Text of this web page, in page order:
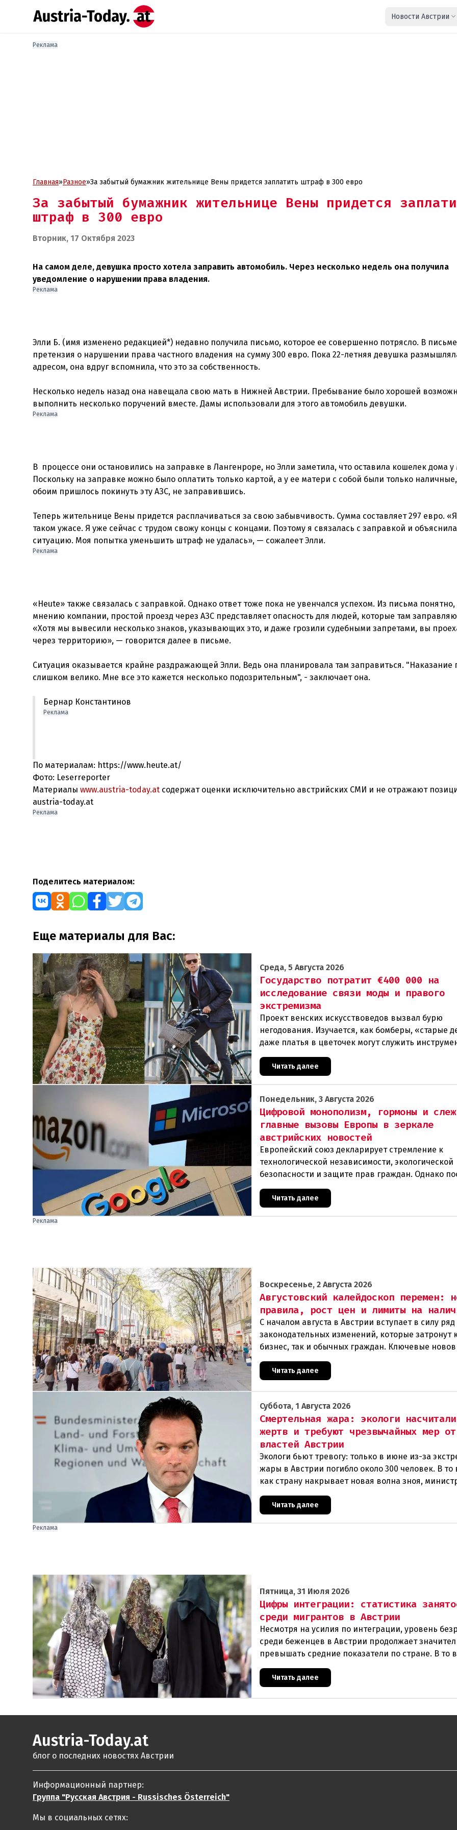
Новости Австрии
Реклама
Главная»Разное»За забытый бумажник жительнице Вены придется заплатить штраф в 300 евро
За забытый бумажник жительнице Вены придется
штраф в 300 евро
Вторник, 17 Октября 2023
На самом деле, девушка просто хотела заправить автомобиль. Через несколько недель она получила
уведомление о нарушении права владения.
Реклама
Элли Б. (имя изменено редакцией*) недавно получила письмо, которое ее совершенно потрясло. В
претензия о нарушении права частного владения на сумму 300 евро. Пока 22-летняя девушка
адресом, она вдруг вспомнила, что это за собственность.
Несколько недель назад она навещала свою мать в Нижней Австрии. Пребывание было хорошей
Реклама
В процессе они остановились на заправке в Лангенроре, но Элли заметила, что оставила кошелек дома
Поскольку на заправке можно было оплатить только картой, а у ее матери с собой были только
обоим пришлось покинуть эту АЗС, не заправившись.
Теперь жительнице Вены придется расплачиваться за свою забывчивость. Сумма составляет 297 евро.
таком ужасе. Я уже сейчас с трудом свожу концы с концами. Поэтому я связалась с заправкой и
Реклама
«Heute» также связалась с заправкой. Однако ответ тоже пока не увенчался успехом. Из письма понятно,
мнению компании, простой проезд через АЗС представляет опасность для людей, которые там
«Хотя мы вывесили несколько знаков, указывающих это, и даже грозили судебными запретами, вы
через территорию», — говорится далее в письме.
Ситуация оказывается крайне раздражающей Элли. Ведь она планировала там заправиться. "Наказание
Бернар Константинов
Реклама
По материалам: https://www.heute.at/
Фото: Leserreporter
Материалы www.austria-today.at содержат оценки исключительно австрийских СМИ и не отражают
austria-today.at
Реклама
Поделитесь материалом:
Еще материалы для Вас:
Среда, 5 Августа 2026
Государство потратит €400 000 на
исследование связи моды и правого
экстремизма
Проект венских искусствоведов вызвал бурю
негодования. Изучается, как бомберы, «старые
даже платья в цветочек могут служить
пропаганды. Оппоненты требуют ответа от
Читать далее
Понедельник, 3 Августа 2026
Цифровой монополизм, гормоны и
главные вызовы Европы в зеркале
австрийских новостей
Европейский союз декларирует стремление к
технологической независимости, экологической
безопасности и защите прав граждан. Однако
события в Австрии и решение Брюсселя
реальная п
Читать далее
Реклама
Воскресенье, 2 Августа 2026
Августовский калейдоскоп перемен:
правила, рост цен и лимиты на
С началом августа в Австрии вступает в силу
законодательных изменений, которые затронут
бизнес, так и обычных граждан. Ключевые
сконцентрированы в строительном секторе и сф
Читать далее
Суббота, 1 Августа 2026
Смертельная жара: экологи
жертв и требуют чрезвычайных мер от
властей Австрии
Экологи бьют тревогу: только в июне из-за
жары в Австрии погибло около 300 человек. В то
как страну накрывает новая волна зноя,
Норберт Тотшниг, по мнению Greenpeac
Читать далее
Реклама
Пятница, 31 Июля 2026
Цифры интеграции: статистика
среди мигрантов в Австрии
Несмотря на усилия по интеграции, уровень
среди беженцев в Австрии продолжает
превышать средние показатели по стране. В то
общая безработица в 2025 году составила 7,4
Читать далее
Austria-Today.at
блог о последних новостях Австрии
Информационный партнер:
Группа "Русская Австрия - Russisches Österreich"
Мы в социальных сетях: